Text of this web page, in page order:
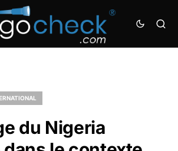
du Nigeria